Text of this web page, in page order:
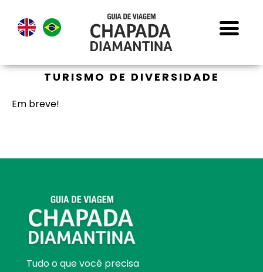
TURISMO DE DIVERSIDADE
Em breve!
Tudo o que você precisa